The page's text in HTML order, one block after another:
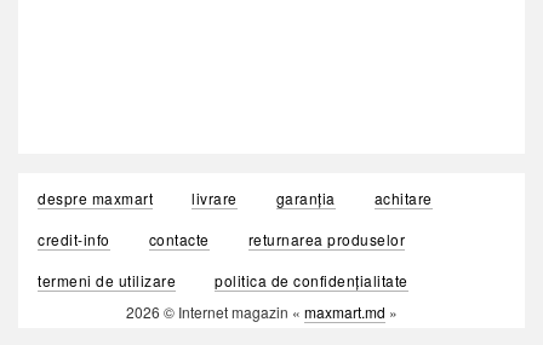
despre maxmart livrare garanția
achitare
credit-info
contacte
returnarea produselor
termeni de utilizare
politica de confidențialitate
2026 © Internet magazin « maxmart.md »